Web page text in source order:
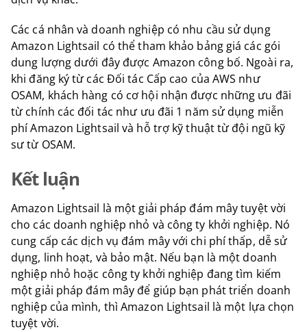
Các cá nhân và doanh nghiệp có nhu cầu sử dụng
Amazon Lightsail có thể tham khảo bảng giá các gói
dung lượng dưới đây được Amazon công bố. Ngoài ra,
khi đăng ký từ các Đối tác Cấp cao của AWS như
OSAM, khách hàng có cơ hội nhận được những ưu đãi
từ chính các đối tác như ưu đãi 1 năm sử dụng miễn
phí Amazon Lightsail và hỗ trợ kỹ thuật từ đội ngũ kỹ
sư từ OSAM.
Kết luận
Amazon Lightsail là một giải pháp đám mây tuyệt vời
cho các doanh nghiệp nhỏ và công ty khởi nghiệp. Nó
cung cấp các dịch vụ đám mây với chi phí thấp, dễ sử
dụng, linh hoạt, và bảo mật. Nếu bạn là một doanh
nghiệp nhỏ hoặc công ty khởi nghiệp đang tìm kiếm
một giải pháp đám mây để giúp bạn phát triển doanh
nghiệp của mình, thì Amazon Lightsail là một lựa chọn
tuyệt vời.